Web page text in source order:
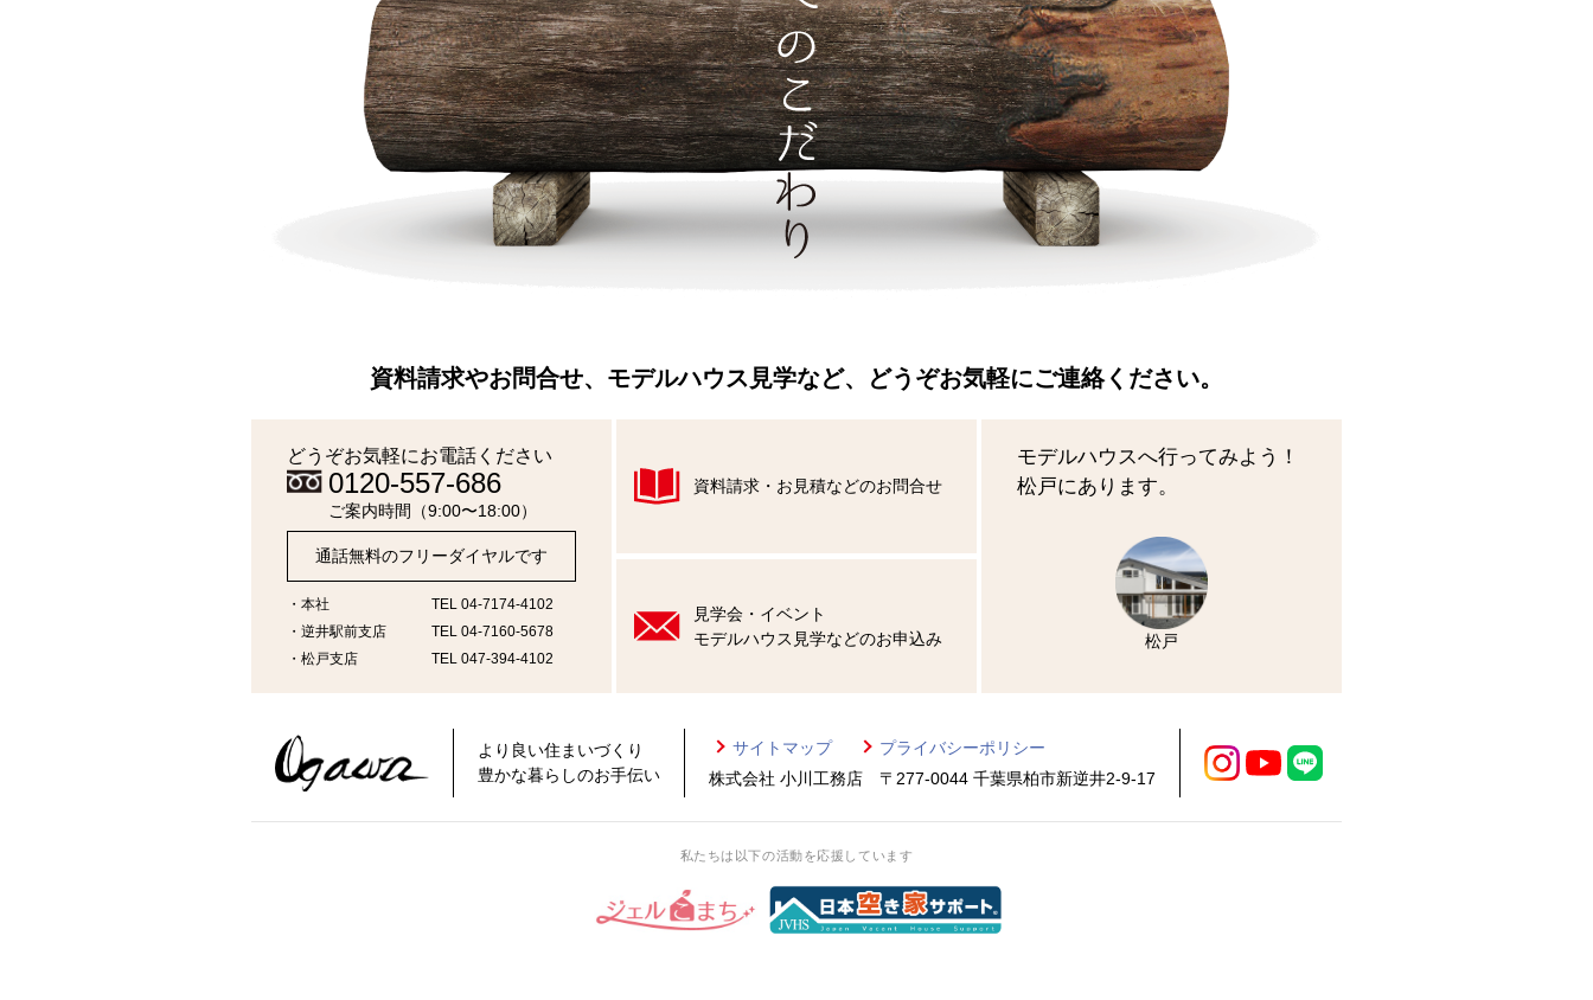
資料請求やお問合せ、モデルハウス見学など、どうぞお気軽にご連絡ください。
どうぞお気軽にお電話ください
0120-557-686
ご案内時間（9:00〜18:00）
通話無料のフリーダイヤルです
本社
TEL 04-7174-4102
逆井駅前支店
TEL 04-7160-5678
松戸支店
TEL 047-394-4102
資料請求・お見積などのお問合せ
見学会・イベント
モデルハウス見学などのお申込み
モデルハウスへ行ってみよう！
松戸にあります。
松戸
より良い住まいづくり
豊かな暮らしのお手伝い
サイトマップ
プライバシーポリシー
株式会社 小川工務店 〒277-0044 千葉県柏市新逆井2-9-17
私たちは以下の活動を応援しています